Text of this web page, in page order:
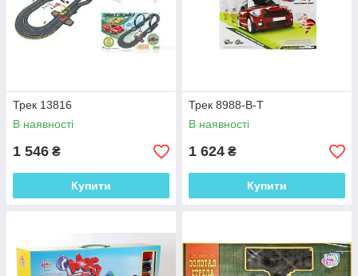
Трек 13816
В наявності
1 546 ₴
Купити
Трек 8988-B-T
В наявності
1 624 ₴
Купити